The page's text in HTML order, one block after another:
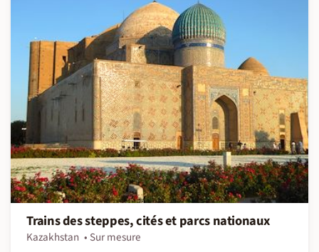
Trains des steppes, cités et parcs nationaux
Kazakhstan
Sur mesure